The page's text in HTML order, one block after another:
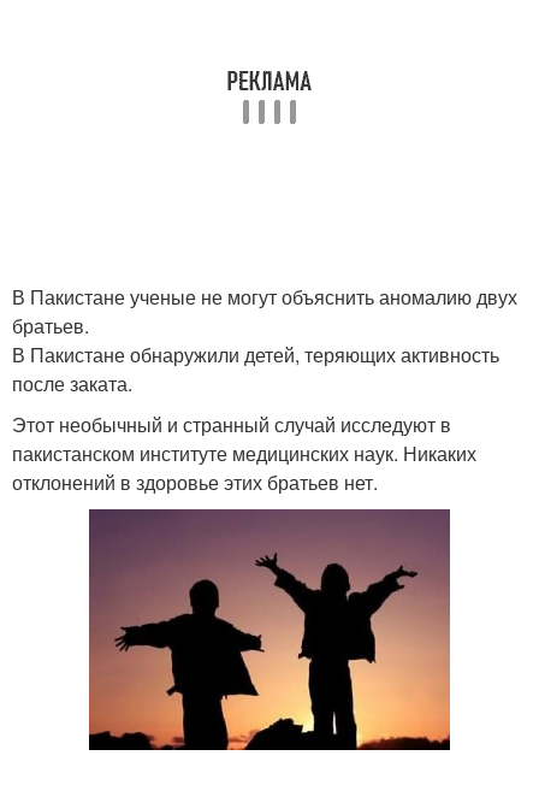
В Пакистане ученые не могут объяснить аномалию двух
братьев.
В Пакистане обнаружили детей, теряющих активность
после заката.
Этот необычный и странный случай исследуют в
пакистанском институте медицинских наук. Никаких
отклонений в здоровье этих братьев нет.